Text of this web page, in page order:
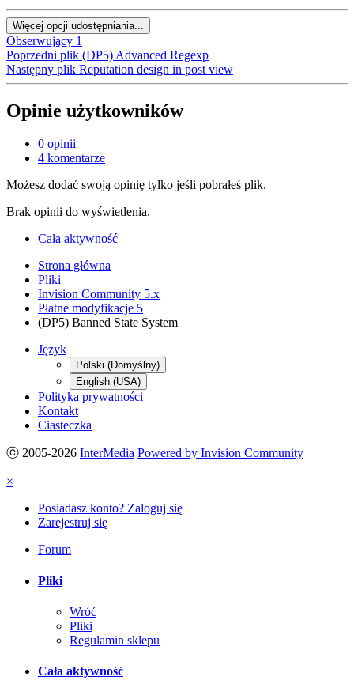
Więcej opcji udostępniania...
Obserwujący 1
Poprzedni plik (DP5) Advanced Regexp
Następny plik Reputation design in post view
Opinie użytkowników
0 opinii
4 komentarze
Możesz dodać swoją opinię tylko jeśli pobrałeś plik.
Brak opinii do wyświetlenia.
Cała aktywność
Strona główna
Pliki
Invision Community 5.x
Płatne modyfikacje 5
(DP5) Banned State System
Język
Polski (Domyślny)
English (USA)
Polityka prywatności
Kontakt
Ciasteczka
ⓒ 2005-2026 InterMedia Powered by Invision Community
×
Posiadasz konto? Zaloguj się
Zarejestruj się
Forum
Pliki
Wróć
Pliki
Regulamin sklepu
Cała aktywność